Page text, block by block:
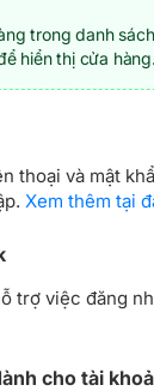
trong danh
hiển thị cửa hàng.
thoại và mật
Xem thêm tại
trợ việc đăng
cho tài